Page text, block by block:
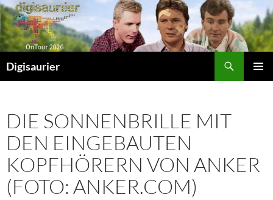
Zum
Inhalt
springen
Digisaurier
DIE SONNENBRILLE MIT
DEN EINGEBAUTEN
KOPFHÖRERN VON ANKER
(FOTO: ANKER.COM)